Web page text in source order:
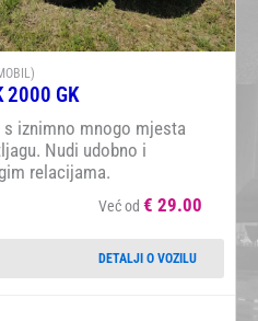
2000 GK
iznimno mnogo mjesta
Nudi udobno i
relacijama.
Već od € 29.00
DETALJI O VOZILU